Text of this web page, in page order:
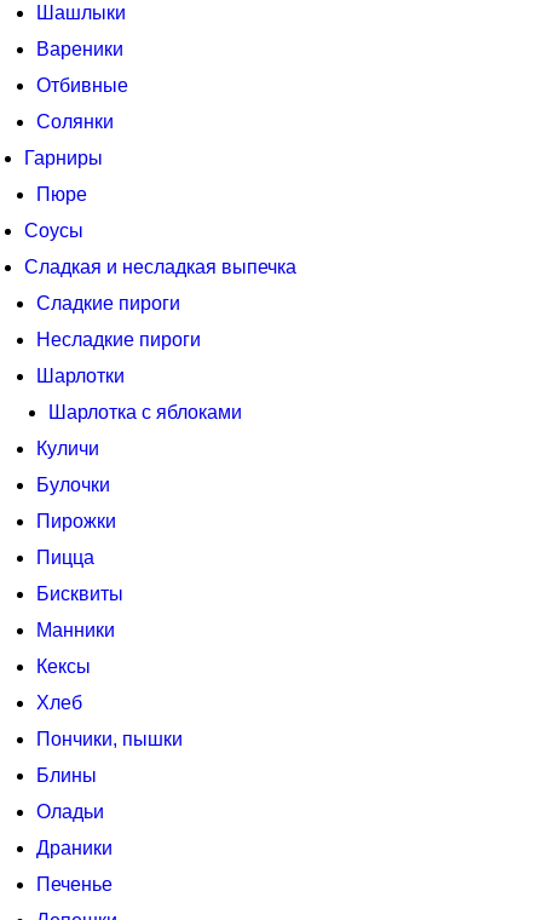
Шашлыки
Вареники
Отбивные
Солянки
Гарниры
Пюре
Соусы
Сладкая и несладкая выпечка
Сладкие пироги
Несладкие пироги
Шарлотки
Шарлотка с яблоками
Куличи
Булочки
Пирожки
Пицца
Бисквиты
Манники
Кексы
Хлеб
Пончики, пышки
Блины
Оладьи
Драники
Печенье